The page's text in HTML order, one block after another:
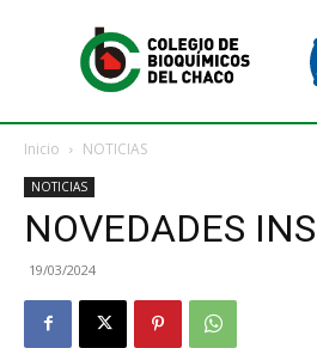
Inicio NOTICIAS
NOTICIAS
NOVEDADES
19/03/2024